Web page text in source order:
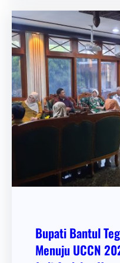
Bupati Bantul
Menuju UCCN